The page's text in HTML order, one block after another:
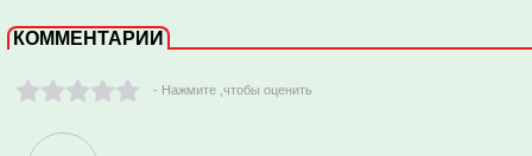
КОММЕНТАРИИ
- Нажмите ,чтобы оценить